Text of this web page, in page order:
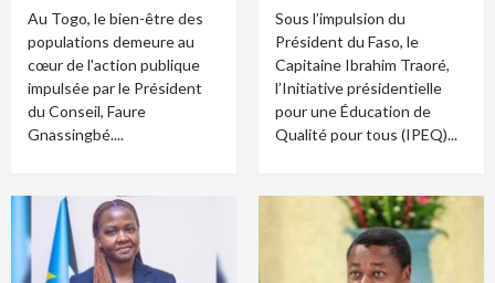
Au Togo, le bien-être des
populations demeure au
cœur de l'action publique
impulsée par le Président
du Conseil, Faure
Gnassingbé....
Sous l’impulsion du
Président du Faso, le
Capitaine Ibrahim Traoré,
l’Initiative présidentielle
pour une Éducation de
Qualité pour tous (IPEQ)...